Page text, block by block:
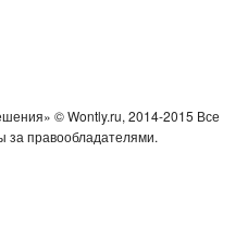
© Wontly.ru, 2014-2015 Все
за правообладателями.